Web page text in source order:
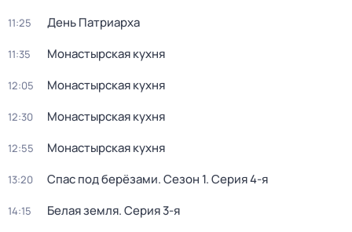
11:25 День Патриарха
11:35 Монастырская кухня
12:05 Монастырская кухня
12:30 Монастырская кухня
12:55 Монастырская кухня
13:20 Спас под берёзами. Сезон 1. Серия 4-я
14:15 Белая земля. Серия 3-я